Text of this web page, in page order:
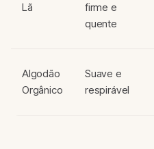
Lã
firme e
quente
Algodão
Orgânico
Suave e
respirável